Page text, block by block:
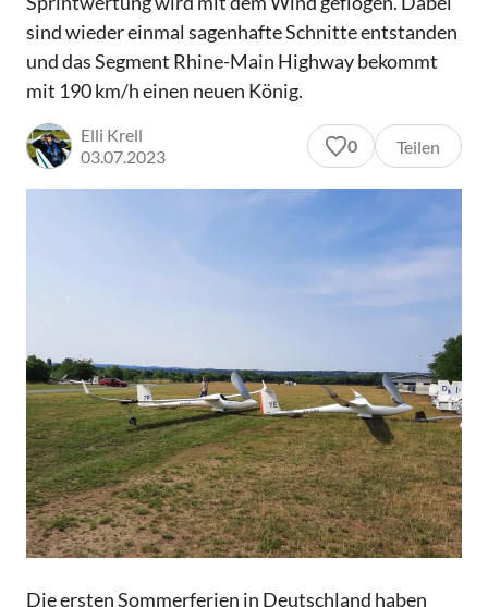
sind wieder einmal sagenhafte Schnitte entstanden
und das Segment Rhine-Main Highway bekommt
mit 190 km/h einen neuen König.
Elli Krell
03.07.2023
0 Teilen
Die ersten Sommerferien in Deutschland haben